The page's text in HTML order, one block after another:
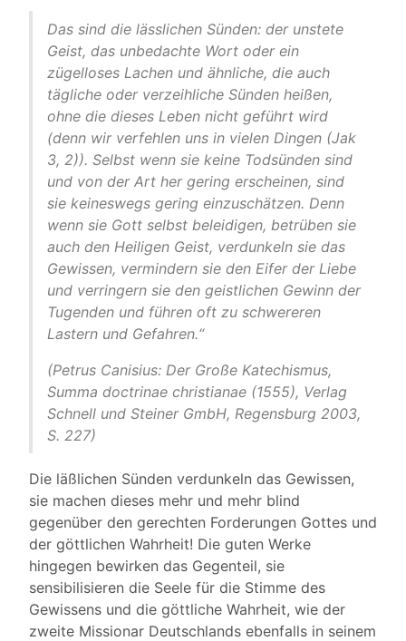
Das sind die lässlichen Sünden: der unstete
Geist, das unbedachte Wort oder ein
zügelloses Lachen und ähnliche, die auch
tägliche oder verzeihliche Sünden heißen,
ohne die dieses Leben nicht geführt wird
(denn wir verfehlen uns in vielen Dingen (Jak
3, 2)). Selbst wenn sie keine Todsünden sind
und von der Art her gering erscheinen, sind
sie keineswegs gering einzuschätzen. Denn
wenn sie Gott selbst beleidigen, betrüben sie
auch den Heiligen Geist, verdunkeln sie das
Gewissen, vermindern sie den Eifer der Liebe
und verringern sie den geistlichen Gewinn der
Tugenden und führen oft zu schwereren
Lastern und Gefahren.“
(Petrus Canisius: Der Große Katechismus,
Summa doctrinae christianae (1555), Verlag
Schnell und Steiner GmbH, Regensburg 2003,
S. 227)
Die läßlichen Sünden verdunkeln das Gewissen,
sie machen dieses mehr und mehr blind
gegenüber den gerechten Forderungen Gottes und
der göttlichen Wahrheit! Die guten Werke
hingegen bewirken das Gegenteil, sie
sensibilisieren die Seele für die Stimme des
Gewissens und die göttliche Wahrheit, wie der
zweite Missionar Deutschlands ebenfalls in seinem